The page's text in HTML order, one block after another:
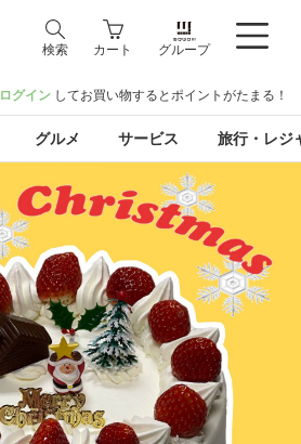
検索 カート グループ
ログイン してお買い物するとポイントがたまる！
グルメ サービス 旅行・レジ